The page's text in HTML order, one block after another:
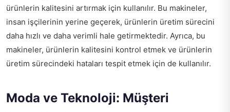
ürünlerin kalitesini artırmak için kullanılır. Bu makineler,
insan işçilerinin yerine geçerek, ürünlerin üretim sürecini
daha hızlı ve daha verimli hale getirmektedir. Ayrıca, bu
makineler, ürünlerin kalitesini kontrol etmek ve ürünlerin
üretim sürecindeki hataları tespit etmek için de kullanılır.
Moda ve Teknoloji: Müşteri